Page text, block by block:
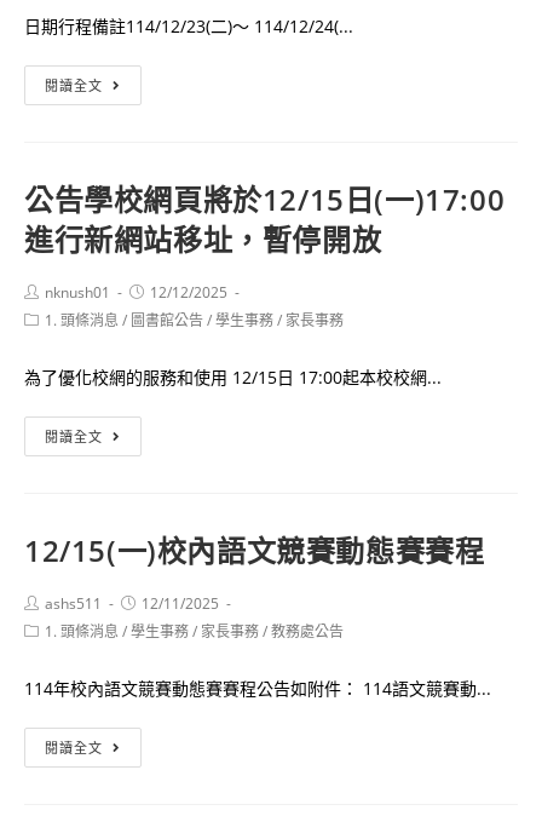
制
通
力
次
考
試
考
資
查
詢
日期行程備註114/12/23(二)～ 114/12/24(...
閱讀全文
學
第
1
學
期
高
期
詢
通
知
公告學校網頁將於12/15日(一)17:00
進行新網站移址，暫停開放
Post
author:
nknush01
Post
published:
12/12/2025
Post1. 頭條消息 / 圖書館公告/學生事務/ 家長事務
為了優化校網的服務和使用 12/15日 17:00起本校校網...
閱讀全文
告
網
將
於
日
(一)17:00
進
12/15(一)校內語文競賽動態賽賽程
Post
author:
ashs511
Post
published:
12/11/2025
Post1. 頭條消息 /學生事務/ 家長事務/教務處公告
114年校內語文競賽動態賽賽程公告如附件： 114語文競賽動...
閱讀全文
校